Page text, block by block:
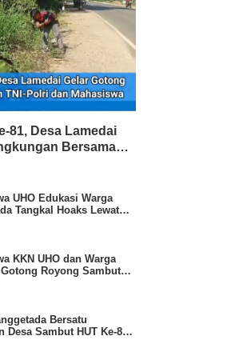
81, Desa Lamedai
Bersama
UHO Edukasi Warga
Tangkal Hoaks Lewat
KKN UHO dan Warga
Gotong Royong Sambut
RI
Bersatu
Desa Sambut HUT Ke-81